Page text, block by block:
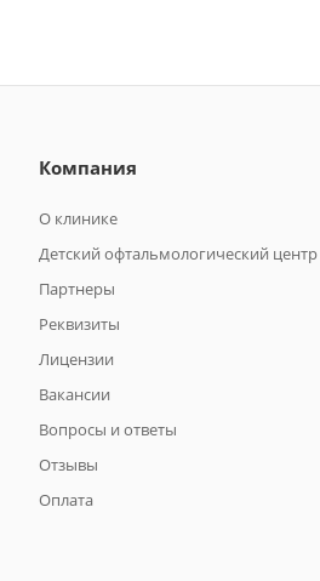
Компания
О клинике
Детский офтальмологический центр
Партнеры
Реквизиты
Лицензии
Вакансии
Вопросы и ответы
Отзывы
Оплата